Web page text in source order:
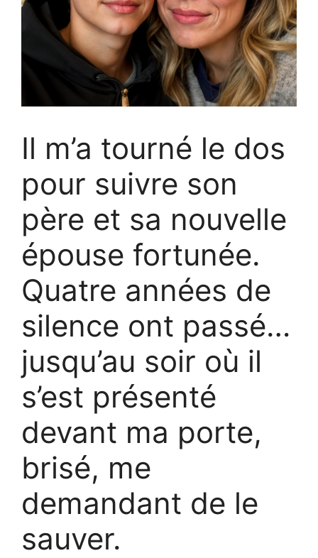
Il m’a tourné le dos
pour suivre son
père et sa nouvelle
épouse fortunée.
Quatre années de
silence ont passé…
jusqu’au soir où il
s’est présenté
devant ma porte,
brisé, me
demandant de le
sauver.